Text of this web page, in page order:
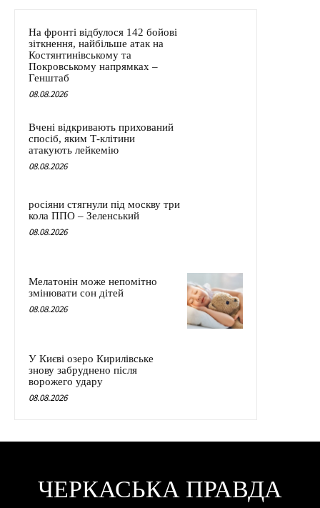
На фронті відбулося 142 бойові
зіткнення, найбільше атак на
Костянтинівському та
Покровському напрямках –
Генштаб
08.08.2026
Вчені відкривають прихований
спосіб, яким Т-клітини
атакують лейкемію
08.08.2026
росіяни стягнули під москву три
кола ППО – Зеленський
08.08.2026
Мелатонін може непомітно
змінювати сон дітей
08.08.2026
У Києві озеро Кирилівське
знову забруднено після
ворожего удару
08.08.2026
ЧЕРКАСЬКА ПРАВДА